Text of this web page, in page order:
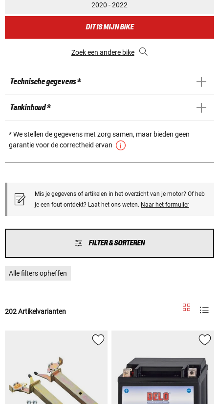
2020 - 2022
DIT IS MIJN BIKE
Zoek een andere bike
Technische gegevens *
Tankinhoud *
* We stellen de gegevens met zorg samen, maar bieden geen
garantie voor de correctheid ervan
Mis je gegevens of artikelen in het overzicht van je motor? Of heb
je een fout ontdekt? Laat het ons weten. Naar het formulier
FILTER & SORTEREN
Alle filters opheffen
202 Artikelvarianten